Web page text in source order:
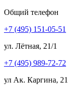
Общий телефон
+7 (495) 151-05-51
ул. Лётная, 21/1
+7 (495) 989-72-72
ул Ак. Каргина, 21